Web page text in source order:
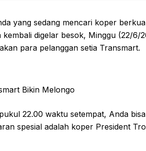
yang sedang mencari koper
digelar besok, Minggu (22/
para pelanggan setia Transmart.
Bikin Melongo
22.00 waktu setempat, Anda
spesial adalah koper President